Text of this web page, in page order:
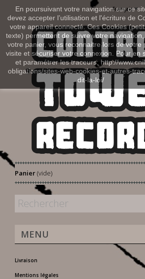
En poursuivant votre navigation sur ce
devez accepter l’utilisation et l'écriture de
votre appareil connecté. Ces Cookies
texte) permettent de suivre votre
votre panier, vous reconnaitre lors de votre
visite et sécuriser votre connexion. Pour en
et paramétrer les traceurs: http://
obligations/sites-web-cookies-et-autres-
dit-la-loi/
Français
Panier(vide)
MENU
Livraison
Mentions légales